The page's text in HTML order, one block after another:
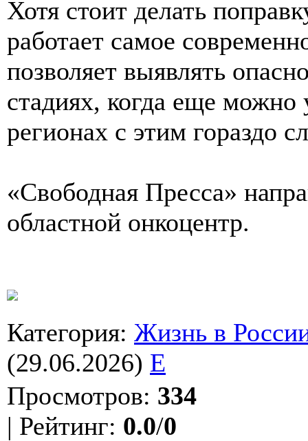
Хотя стоит делать
работает самое
позволяет выявлять
стадиях, когда еще
регионах с этим гораздо
«Свободная Пресса»
областной онкоцентр.
Категория: Жизнь в
(29.06.2026) E
Просмотров: 334
| Рейтинг: 0.0/0